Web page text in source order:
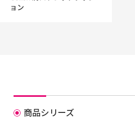
ョン
商品シリーズ